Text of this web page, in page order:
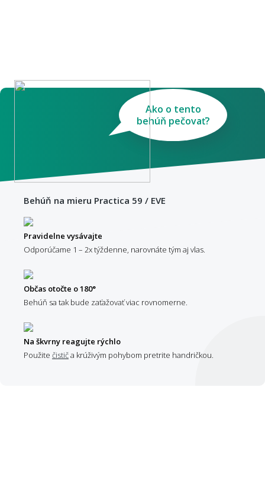
Ako o tento
behúň pečovať?
Behúň na mieru Practica 59 / EVE
Pravidelne vysávajte
Odporúčame 1 – 2x týždenne, narovnáte tým aj vlas.
Občas otočte o 180°
Behúň sa tak bude zaťažovať viac rovnomerne.
Na škvrny reagujte rýchlo
Použite čističa krúživým pohybom pretrite handričkou.